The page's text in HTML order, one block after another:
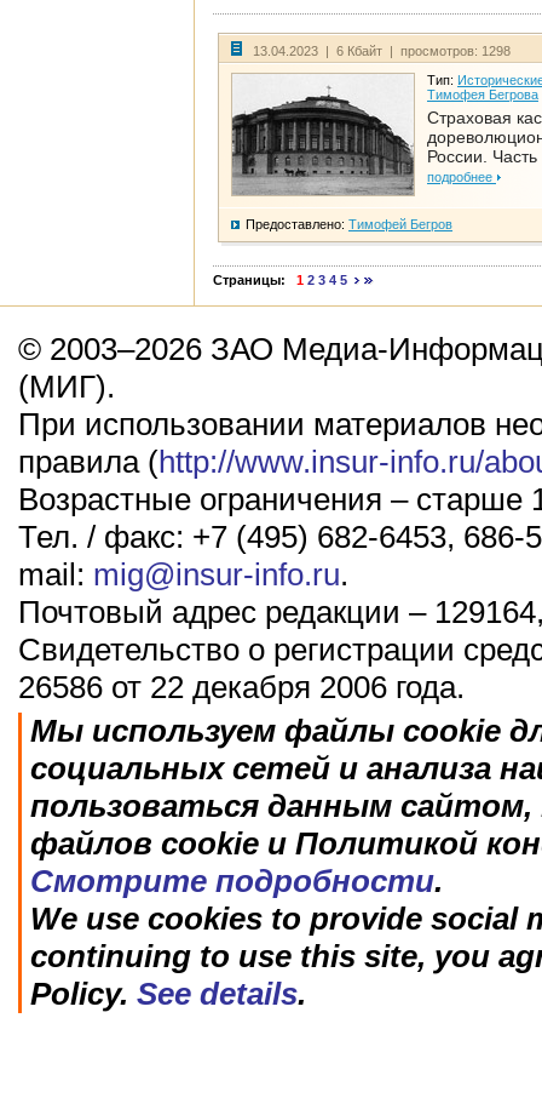
13.04.2023 | 6 Кбайт | просмотров: 1298
Тип:
Тимофея Бегрова
Страховая
России. Часть
подробнее
Предоставлено: Тимофей Бегров
Страницы: 1 2 3 4 5
© 2003–2026 ЗАО Медиа-
(МИГ).
При использовании материалов
правила (http://www.insur-info.ru/
Возрастные ограничения – старше
Тел. / факс: +7 (495) 682-6453, 686-
mail: mig@insur-info.ru.
Почтовый адрес редакции –
Свидетельство о регистрации
26586 от 22 декабря 2006 года.
Мы используем файлы cookie
социальных сетей и анализа
пользоваться данным
файлов cookie и Политикой
Смотрите подробности.
We use cookies to provide social
continuing to use this site, you
Policy. See details.